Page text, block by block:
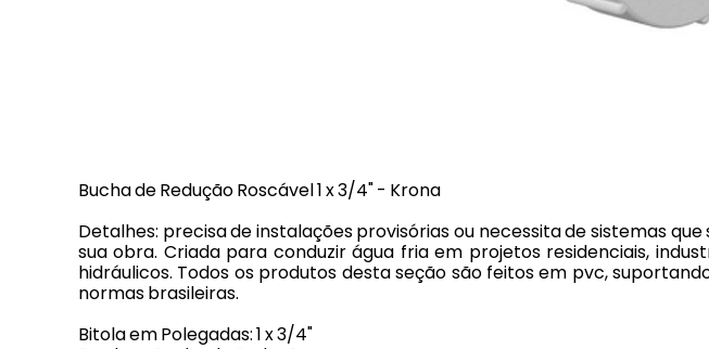
Bucha de Redução Roscável 1 x 3/4" - Krona
Detalhes: precisa de instalações provisórias ou necessita de sistemas
sua obra. Criada para conduzir água fria em projetos residenciais,
hidráulicos. Todos os produtos desta seção são feitos em pvc,
normas brasileiras.
Bitola em Polegadas: 1 x 3/4"